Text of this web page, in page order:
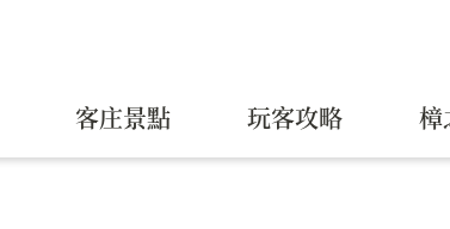
客庄景點 玩客攻略 樟